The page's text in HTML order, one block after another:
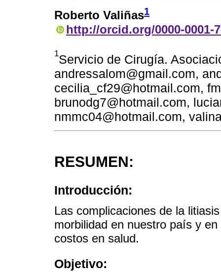
Roberto Valiñas1
http://orcid.org/0000-0001-
1Servicio de Cirugía.
andressalom@gmail.com,
cecilia_cf29@hotmail.com,
brunodg7@hotmail.com,
nmmc04@hotmail.com,
RESUMEN:
Introducción:
Las complicaciones de la
morbilidad en nuestro país y
costos en salud.
Objetivo: